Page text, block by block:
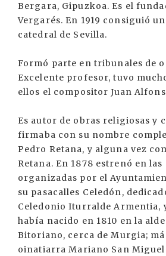
Bergara, Gipuzkoa. Es el
Vergarés. En 1919 consiguió
catedral de Sevilla.
Formó parte en tribunales de
Excelente profesor, tuvo
ellos el compositor Juan
Es autor de obras religiosas y
firmaba con su nombre
Pedro Retana, y alguna vez
Retana. En 1878 estrenó en
organizadas por el
su pasacalles Celedón,
Celedonio Iturralde Armentia,
había nacido en 1810 en la
Bitoriano, cerca de Murgia;
oinatiarra Mariano San